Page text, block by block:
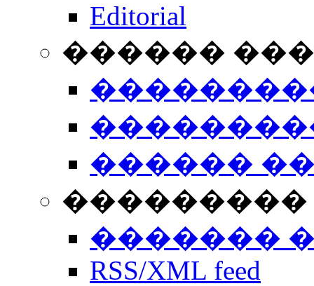
Editorial
������
������
���������
�������
RSS/XML feed